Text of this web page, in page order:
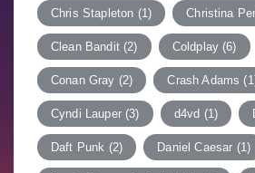
Chris Stapleton (1) Christina
Clean Bandit(2) Coldplay (6)
Conan Gray (2) Crash Adams
Cyndi Lauper(3) d4vd (1)
Daft Punk (2) Daniel Caesar (1)